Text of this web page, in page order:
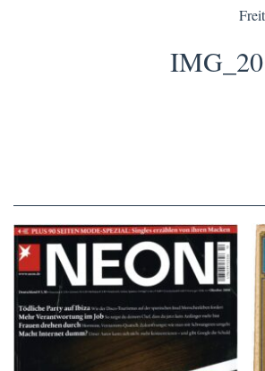
NEON – OKTOBER 2008